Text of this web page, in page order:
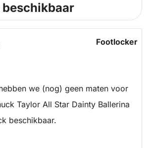
beschikbaar
Footlocker
we (nog) geen maten voor
Taylor All Star Dainty Ballerina
beschikbaar.